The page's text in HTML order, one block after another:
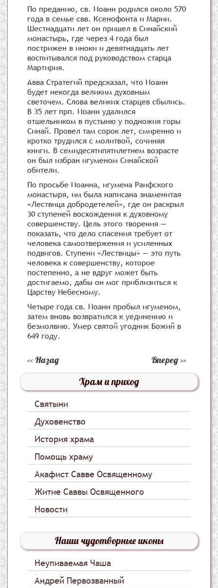
По преданию, св. Иоанн родился около 570
года в семье свв. Ксенофонта и Марии.
Шестнадцати лет он пришел в Синайский
монастырь, где через 4 года был
пострижен в иноки и девятнадцать лет
воспитывался под руководством старца
Мартирия.
Авва Стратегий предсказал, что Иоанн
будет некогда великим духовным
светочем. Слова великих старцев сбылись.
В 35 лет прп. Иоанн удалился
отшельником в пустыню у подножия горы
Синай. Провел там сорок лет, смиренно и
кротко трудился с молитвой, сочиняя
книги. В семидесятипятилетнем возрасте
он был избран игуменом Синайской
обители.
По просьбе Иоанна, игумена Раифского
монастыря, им была написана знаменитая
«Лествица добродетелей», где он раскрыл
30 ступеней восхождения к духовному
совершенству. Цель этого творения —
показать, что дело спасения требует от
человека самоотвержения и усиленных
подвигов. Ступени «Лествицы» — это путь
человека к совершенству, которое
постепенно, а не вдруг может быть
достигаемо, дабы он мог приблизиться к
Царству Небесному.
Четыре года св. Иоанн пробыл игуменом,
затем вновь возвратился к уединению и
безмолвию. Умер святой угодник Божий в
649 году.
Назад Вперед
Храм и приход
Святыни
Духовенство
История храма
Помощь храму
Акафист Савве Освященному
Житие Саввы Освященного
Новости
Наши чудотворные иконы
Неупиваемая Чаша
Андрей Первозванный